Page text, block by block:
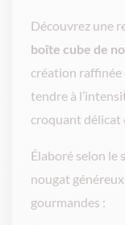
Découvrez une
boîte cube de
création raffinée
tendre à
croquant délicat
Élaboré selon
nougat
gourmandes :